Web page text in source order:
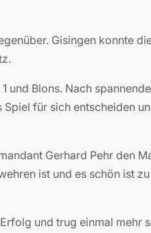
Gisingen konnte
und Blons. Nach
für sich entscheiden
Gerhard Pehr den
ist und es schön ist
und trug einmal mehr